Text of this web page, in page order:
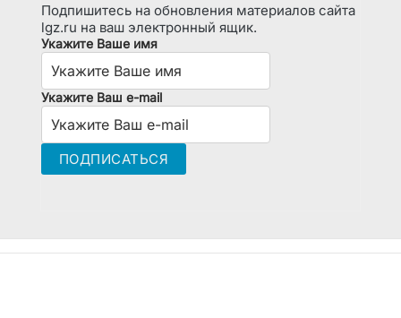
Подпишитесь на обновления материалов сайта
lgz.ru на ваш электронный ящик.
Укажите Ваше имя
Укажите Ваш e-mail